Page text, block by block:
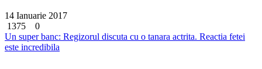
14 Ianuarie 2017
1375
0
Un super banc: Regizorul discuta cu o tanara actrita. Reactia fetei
este incredibila